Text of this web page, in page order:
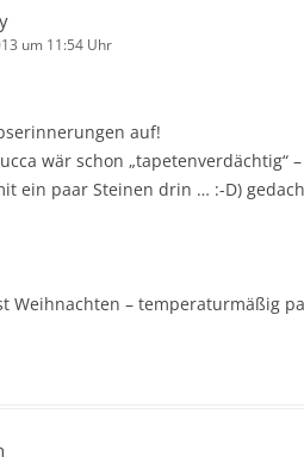
um 11:54 Uhr
auf!
wär schon „tapetenverdächtig“
ein paar Steinen drin … :-D)
Weihnachten – temperaturmäßig